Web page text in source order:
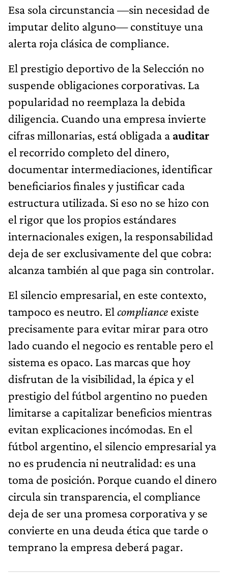
Esa sola circunstancia —sin necesidad de
imputar delito alguno— constituye una
alerta roja clásica de compliance.
El prestigio deportivo de la Selección no
suspende obligaciones corporativas. La
popularidad no reemplaza la debida
diligencia. Cuando una empresa invierte
cifras millonarias, está obligada a auditar
el recorrido completo del dinero,
documentar intermediaciones, identificar
beneficiarios finales y justificar cada
estructura utilizada. Si eso no se hizo con
el rigor que los propios estándares
internacionales exigen, la responsabilidad
deja de ser exclusivamente del que cobra:
alcanza también al que paga sin controlar.
El silencio empresarial, en este contexto,
tampoco es neutro. El compliance existe
precisamente para evitar mirar para otro
lado cuando el negocio es rentable pero el
sistema es opaco. Las marcas que hoy
disfrutan de la visibilidad, la épica y el
prestigio del fútbol argentino no pueden
limitarse a capitalizar beneficios mientras
evitan explicaciones incómodas. En el
fútbol argentino, el silencio empresarial ya
no es prudencia ni neutralidad: es una
toma de posición. Porque cuando el dinero
circula sin transparencia, el compliance
deja de ser una promesa corporativa y se
convierte en una deuda ética que tarde o
temprano la empresa deberá pagar.